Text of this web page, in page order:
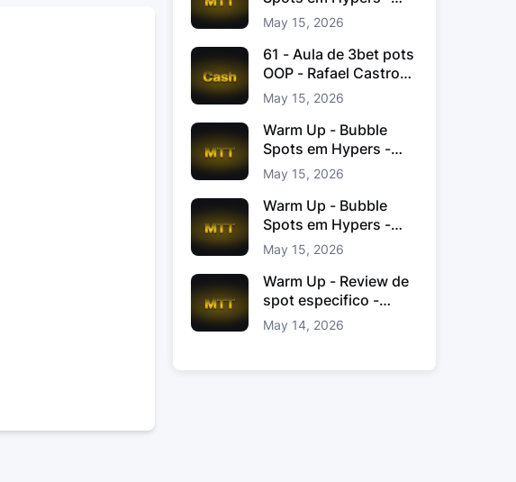
João “JoaoChef“
Branco
May 15, 2026
61 - Aula de 3bet pots
OOP - Rafael Castro
Jacinto
May 15, 2026
Warm Up - Bubble
Spots em Hypers -
João “JoaoChef“
Branco
May 15, 2026
Warm Up - Bubble
Spots em Hypers -
João JoaoChef
Branco
May 15, 2026
Warm Up - Review de
spot especifico -
xinas85
May 14, 2026